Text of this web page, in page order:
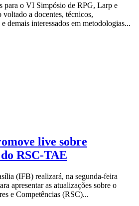
para o VI Simpósio de RPG, Larp e
a docentes, técnicos,
demais interessados em metodologias...
live sobre
RSC-TAE
(IFB) realizará, na segunda-feira
apresentar as atualizações sobre o
e Competências (RSC)...